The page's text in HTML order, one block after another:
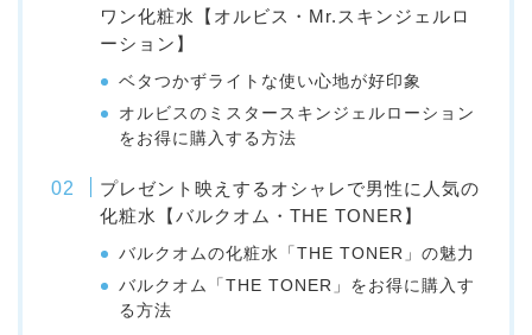
ワン化粧水【オルビス・Mr.スキンジェルロ
ーション】
ベタつかずライトな使い心地が好印象
オルビスのミスタースキンジェルローション
をお得に購入する方法
プレゼント映えするオシャレで男性に人気の
化粧水【バルクオム・THE TONER】
バルクオムの化粧水「THE TONER」の魅力
バルクオム「THE TONER」をお得に購入す
る方法